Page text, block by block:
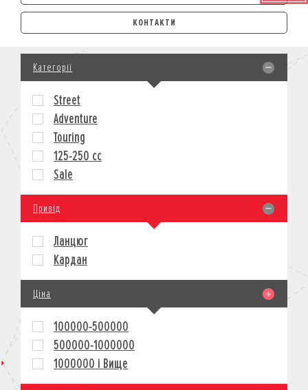
АВТОМОБІЛІ
ЛІЗИНГ
КРЕДИТ
СТРАХУВАННЯ
КОРПОРАТИВНИМ КЛІЄНТАМ
МОТОЦИКЛИ
КРЕДИТ
СТРАХУВАННЯ
КОРПОРАТИВНИМ КЛІЄНТАМ
КОНТАКТИ
Категорії
Street
Adventure
Touring
125-250 cc
Sale
Привід
Ланцюг
Кардан
Ціна
100000-500000
500000-1000000
1000000 і Вище